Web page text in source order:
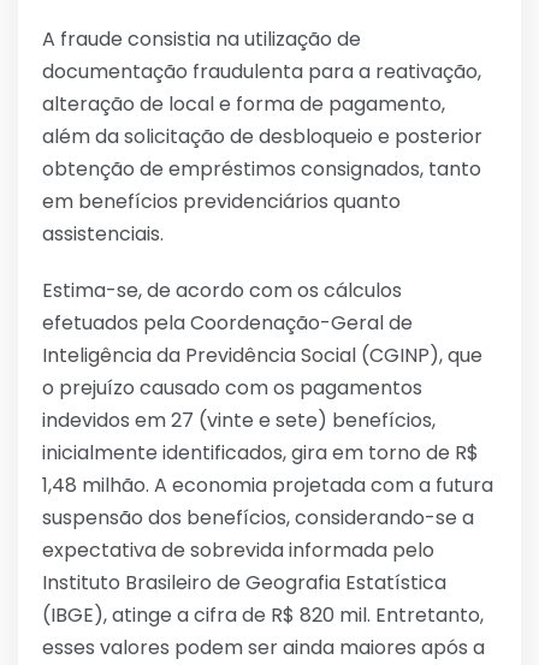
A fraude consistia na utilização de
documentação fraudulenta para a reativação,
alteração de local e forma de pagamento,
além da solicitação de desbloqueio e posterior
obtenção de empréstimos consignados, tanto
em benefícios previdenciários quanto
assistenciais.
Estima-se, de acordo com os cálculos
efetuados pela Coordenação-Geral de
Inteligência da Previdência Social (CGINP), que
o prejuízo causado com os pagamentos
indevidos em 27 (vinte e sete) benefícios,
inicialmente identificados, gira em torno de R$
1,48 milhão. A economia projetada com a futura
suspensão dos benefícios, considerando-se a
expectativa de sobrevida informada pelo
Instituto Brasileiro de Geografia Estatística
(IBGE), atinge a cifra de R$ 820 mil. Entretanto,
esses valores podem ser ainda maiores após a